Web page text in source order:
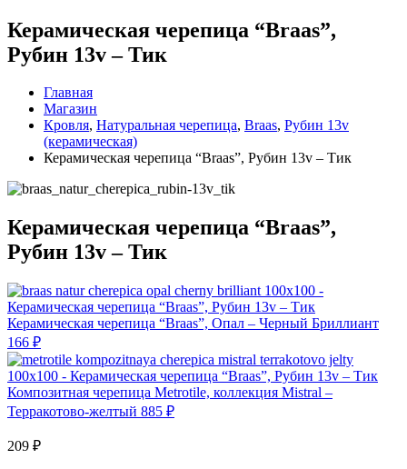
Керамическая черепица “Braas”,
Рубин 13v – Тик
Главная
Магазин
Кровля, Натуральная черепица, Braas, Рубин 13v
(керамическая)
Керамическая черепица “Braas”, Рубин 13v – Тик
Керамическая черепица “Braas”,
Рубин 13v – Тик
Керамическая черепица “Braas”, Опал – Черный Бриллиант
166 ₽
Композитная черепица Metrotile, коллекция Mistral –
Терракотово-желтый 885 ₽
209 ₽